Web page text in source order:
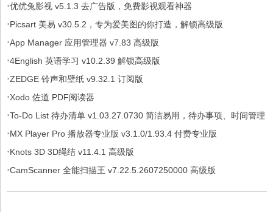
·优优兔影视 v5.1.3 去广告版，免费影视观看神器
·Picsart 美易 v30.5.2，专为爱美图的你打造，解锁高级版
·App Manager 应用管理器 v7.83 高级版
·4English 英语学习 v10.2.39 解锁高级版
·ZEDGE 铃声和壁纸 v9.32.1 订阅版
·Xodo 佐道 PDF阅读器
·To-Do List 待办清单 v1.03.27.0730 简洁易用，待办事项、时间管理
软件，解锁专业版
·MX Player Pro 播放器专业版 v3.1.0/1.93.4 付费专业版
·Knots 3D 3D绳结 v11.4.1 高级版
·CamScanner 全能扫描王 v7.22.5.2607250000 高级版